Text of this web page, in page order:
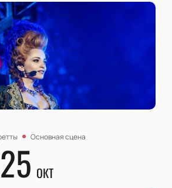
Основная сцена
25 ОКТ